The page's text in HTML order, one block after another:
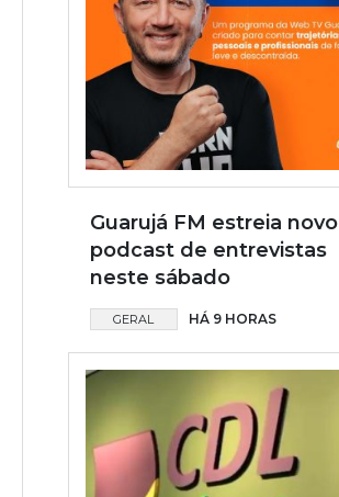
Guarujá FM estreia novo
podcast de entrevistas
neste sábado
GERAL HÁ 9 HORAS